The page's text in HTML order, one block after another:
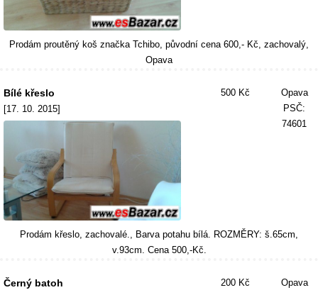
Prodám proutěný koš značka Tchibo, původní cena 600,- Kč, zachovalý,
Opava
Bílé křeslo
[17. 10. 2015]
500 Kč
Opava
PSČ:
74601
Prodám křeslo, zachovalé., Barva potahu bílá. ROZMĚRY: š.65cm,
v.93cm. Cena 500,-Kč.
Černý batoh 200 Kč
Opava